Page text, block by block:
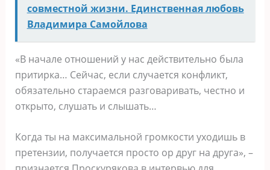
совместной жизни. Единственная любовь
Владимира Самойлова
«В начале отношений у нас действительно была
притирка… Сейчас, если случается конфликт,
обязательно стараемся разговаривать, честно и
открыто, слушать и слышать…
Когда ты на максимальной громкости уходишь в
претензии, получается просто ор друг на друга», –